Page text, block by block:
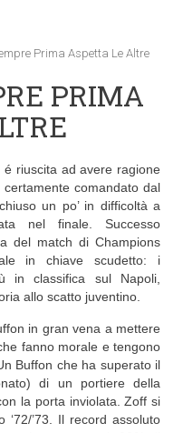
Prima Aspetta Le Altre
PRIMA
é riuscita ad avere ragione
comandato dal
un po’ in difficoltà a
nel finale. Successo
del match di Champions
in chiave scudetto: i
in classifica sul Napoli,
allo scatto juventino.
in gran vena a mettere
fanno morale e tengono
Buffon che ha superato il
di un portiere della
la porta inviolata. Zoff si
‘72/’73. Il record assoluto